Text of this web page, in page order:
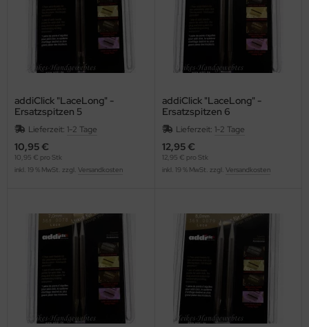
addiClick "LaceLong" -
Ersatzspitzen 5
Lieferzeit: 1-2 Tage
10,95 €
10,95 € pro Stk
inkl. 19 % MwSt. zzgl. Versandkosten
addiClick "LaceLong" -
Ersatzspitzen 6
Lieferzeit: 1-2 Tage
12,95 €
12,95 € pro Stk
inkl. 19 % MwSt. zzgl. Versandkosten